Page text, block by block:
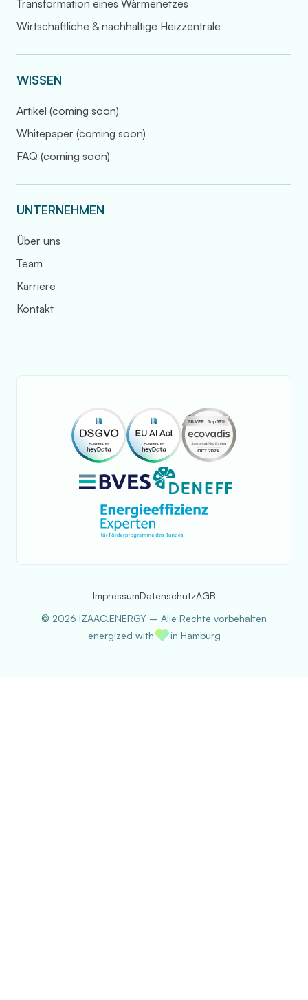
Transformation eines Wärmenetzes
Wirtschaftliche & nachhaltige Heizzentrale
WISSEN
Artikel (coming soon)
Whitepaper (coming soon)
FAQ (coming soon)
UNTERNEHMEN
Über uns
Team
Karriere
Kontakt
© 2026 IZAAC.ENERGY – Alle Rechte vorbehalten
ImpressumDatenschutzAGB
energized with in Hamburg